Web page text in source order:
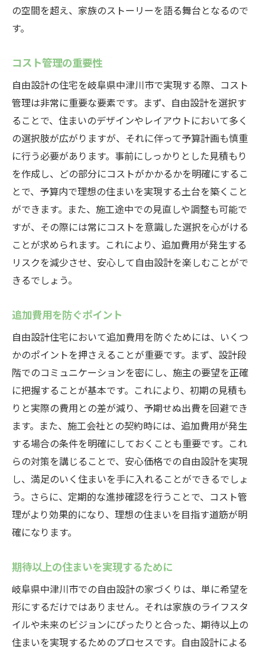
の空間を超え、家族のストーリーを語る舞台となるので
す。
コスト管理の重要性
自由設計の住宅を岐阜県中津川市で実現する際、コスト
管理は非常に重要な要素です。まず、自由設計を選択す
ることで、住まいのデザインやレイアウトにおいて多く
の選択肢が広がりますが、それに伴って予算計画も慎重
に行う必要があります。事前にしっかりとした見積もり
を作成し、どの部分にコストがかかるかを明確にするこ
とで、予算内で理想の住まいを実現する土台を築くこと
ができます。また、施工途中での見直しや調整も可能で
すが、その際には常にコストを意識した選択を心がける
ことが求められます。これにより、追加費用が発生する
リスクを減少させ、安心して自由設計を楽しむことがで
きるでしょう。
追加費用を防ぐポイント
自由設計住宅において追加費用を防ぐためには、いくつ
かのポイントを押さえることが重要です。まず、設計段
階でのコミュニケーションを密にし、施主の要望を正確
に把握することが基本です。これにより、初期の見積も
りと実際の費用との差が減り、予期せぬ出費を回避でき
ます。また、施工会社との契約時には、追加費用が発生
する場合の条件を明確にしておくことも重要です。これ
らの対策を講じることで、安心価格での自由設計を実現
し、満足のいく住まいを手に入れることができるでしょ
う。さらに、定期的な進捗確認を行うことで、コスト管
理がより効果的になり、理想の住まいを目指す道筋が明
確になります。
期待以上の住まいを実現するために
岐阜県中津川市での自由設計の家づくりは、単に希望を
形にするだけではありません。それは家族のライフスタ
イルや未来のビジョンにぴったりと合った、期待以上の
住まいを実現するためのプロセスです。自由設計による